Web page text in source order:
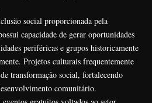
social proporcionada pela
capacidade de gerar oportunidades
periféricas e grupos historicamente
Projetos culturais frequentemente
transformação social, fortalecendo
comunitário.